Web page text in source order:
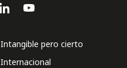
Intangible pero cierto
Internacional